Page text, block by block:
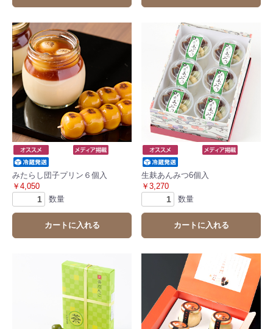
みたらし団子プリン６個入
￥4,050
数量
カートに入れる
生麸あんみつ6個入
￥3,270
数量
カートに入れる